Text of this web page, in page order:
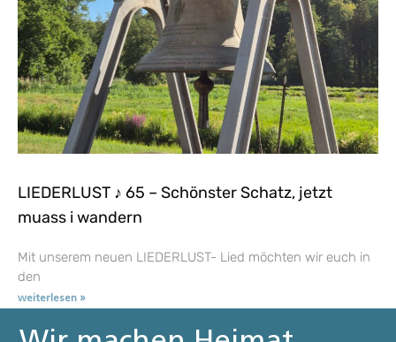
LIEDERLUST ♪ 65 – Schönster Schatz, jetzt
muass i wandern
Mit unserem neuen LIEDERLUST- Lied möchten wir euch in
den
weiterlesen »